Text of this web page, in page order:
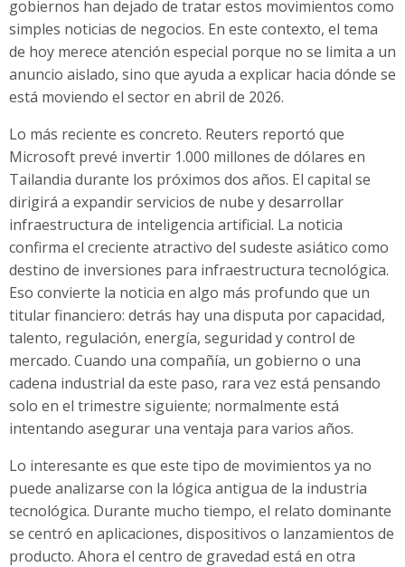
gobiernos han dejado de tratar estos movimientos como
simples noticias de negocios. En este contexto, el tema
de hoy merece atención especial porque no se limita a un
anuncio aislado, sino que ayuda a explicar hacia dónde se
está moviendo el sector en abril de 2026.
Lo más reciente es concreto. Reuters reportó que
Microsoft prevé invertir 1.000 millones de dólares en
Tailandia durante los próximos dos años. El capital se
dirigirá a expandir servicios de nube y desarrollar
infraestructura de inteligencia artificial. La noticia
confirma el creciente atractivo del sudeste asiático como
destino de inversiones para infraestructura tecnológica.
Eso convierte la noticia en algo más profundo que un
titular financiero: detrás hay una disputa por capacidad,
talento, regulación, energía, seguridad y control de
mercado. Cuando una compañía, un gobierno o una
cadena industrial da este paso, rara vez está pensando
solo en el trimestre siguiente; normalmente está
intentando asegurar una ventaja para varios años.
Lo interesante es que este tipo de movimientos ya no
puede analizarse con la lógica antigua de la industria
tecnológica. Durante mucho tiempo, el relato dominante
se centró en aplicaciones, dispositivos o lanzamientos de
producto. Ahora el centro de gravedad está en otra